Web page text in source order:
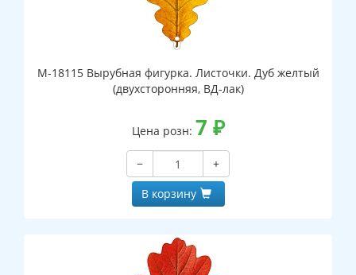
М-18115 Вырубная фигурка. Листочки. Дуб желтый
(двухсторонняя, ВД-лак)
Цена розн: 7 ₽
−
+
В корзину